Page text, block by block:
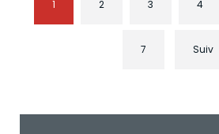
1 2 3 4
7 Suiv